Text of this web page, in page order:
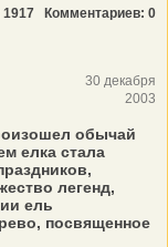
1917 Комментариев: 0
30 декабря
2003
обычай
елка стала
легенд,
ель
посвященное